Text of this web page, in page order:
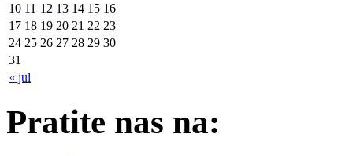
« jul
10 11 12 13 14 15 16
17 18 19 20 21 22 23
24 25 26 27 28 29 30
31
Pratite nas na: